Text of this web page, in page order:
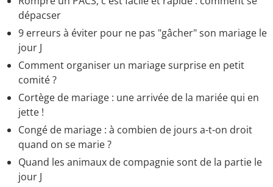
dépacser
9 erreurs à éviter pour ne pas "gâcher" son mariage le
jour J
Comment organiser un mariage surprise en petit
comité ?
Cortège de mariage : une arrivée de la mariée qui en
jette !
Congé de mariage : à combien de jours a-t-on droit
quand on se marie ?
Quand les animaux de compagnie sont de la partie le
jour J